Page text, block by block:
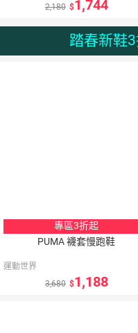
2,180 1,744
踏春新鞋
專區3折起
PUMA 襪套慢跑鞋
運動世界
3,680
1,188